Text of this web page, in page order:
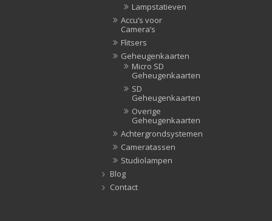
Lampstatieven
Accu’s voor
Camera’s
Flitsers
Geheugenkaarten
Micro SD
Geheugenkaarten
SD
Geheugenkaarten
Overige
Geheugenkaarten
Achtergrondsystemen
Cameratassen
Studiolampen
Blog
Contact